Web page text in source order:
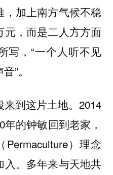
，加上南方气候不稳
元，而是二人方方面
写，“一个人听不见
”。
到这片土地。2014
的钟敏回到老家，
Permaculture）理念
。多年来与天地共